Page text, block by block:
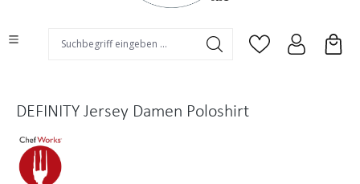
DEFINITY Jersey Damen Poloshirt